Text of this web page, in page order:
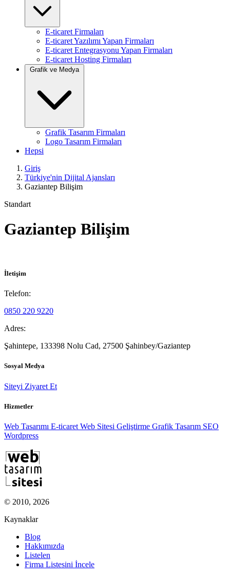
E-ticaret Firmaları
E-ticaret Yazılımı Yapan Firmaları
E-ticaret Entegrasyonu Yapan Firmaları
E-ticaret Hosting Firmaları
Grafik ve Medya
Grafik Tasarım Firmaları
Logo Tasarım Firmaları
Hepsi
Giriş
Türkiye'nin Dijital Ajansları
Gaziantep Bilişim
Standart
Gaziantep Bilişim
İletişim
Telefon:
0850 220 9220
Adres:
Şahintepe, 133398 Nolu Cad, 27500 Şahinbey/Gaziantep
Sosyal Medya
Siteyi Ziyaret Et
Hizmetler
Web Tasarımı E-ticaret Web Sitesi Geliştirme Grafik Tasarım SEO
Wordpress
© 2010, 2026
Kaynaklar
Blog
Hakkımızda
Listelen
Firma Listesini İncele